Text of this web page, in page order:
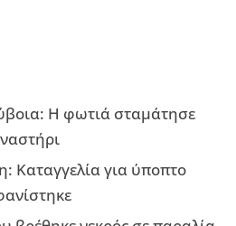
Η φωτιά σταμάτησε
Καταγγελία για ύποπτο